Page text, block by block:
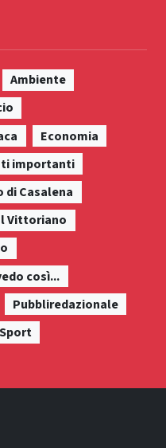
Ambiente
Economia
importanti
di Casalena
Vittoriano
così...
Pubbliredazionale
Sport